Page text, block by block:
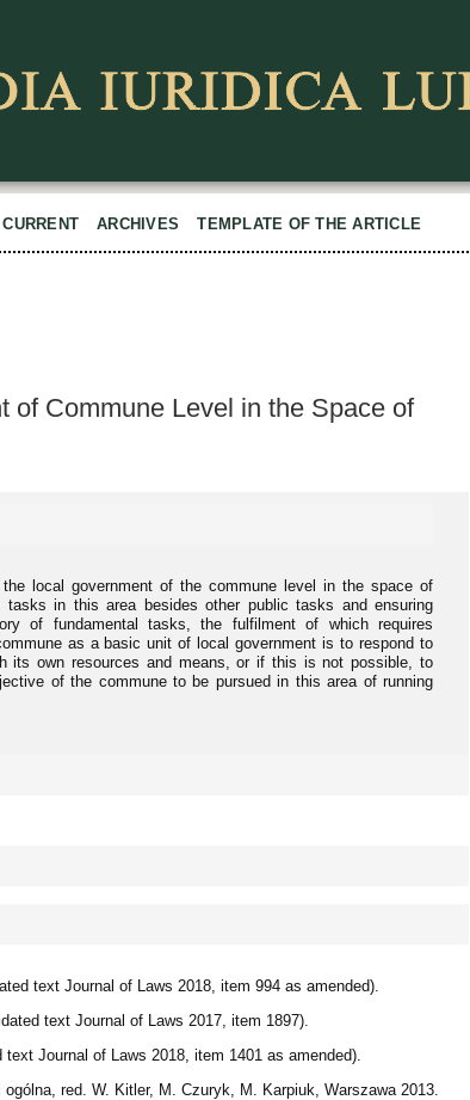
CURRENT ARCHIVES TEMPLATE OF THE ARTICLE
of Commune Level in the Space of
local government of the commune level in the space of
in this area besides other public tasks and ensuring
of fundamental tasks, the fulfilment of which requires
as a basic unit of local government is to respond to
its own resources and means, or if this is not possible, to
of the commune to be pursued in this area of running
text Journal of Laws 2018, item 994 as amended).
text Journal of Laws 2017, item 1897).
Journal of Laws 2018, item 1401 as amended).
red. W. Kitler, M. Czuryk, M. Karpiuk, Warszawa 2013.